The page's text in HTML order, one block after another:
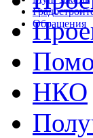
Обращения
НКО